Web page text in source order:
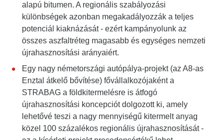
alapú bitumen. A regionális szabályozási
különbségek azonban megakadályozzák a teljes
potenciál kiaknázását - ezért kampányolunk az
összes aszfaltréteg magasabb és egységes nemzeti
újrahasznosítási arányaiért.
Egy nagy németországi autópálya-projekt (az A8-as
Enztal átkelő bővítése) fővállalkozójaként a
STRABAG a földkitermelésre is átfogó
újrahasznosítási koncepciót dolgozott ki, amely
lehetővé teszi a nagy mennyiségű kitermelt anyag
közel 100 százalékos regionális újrahasznosítását -